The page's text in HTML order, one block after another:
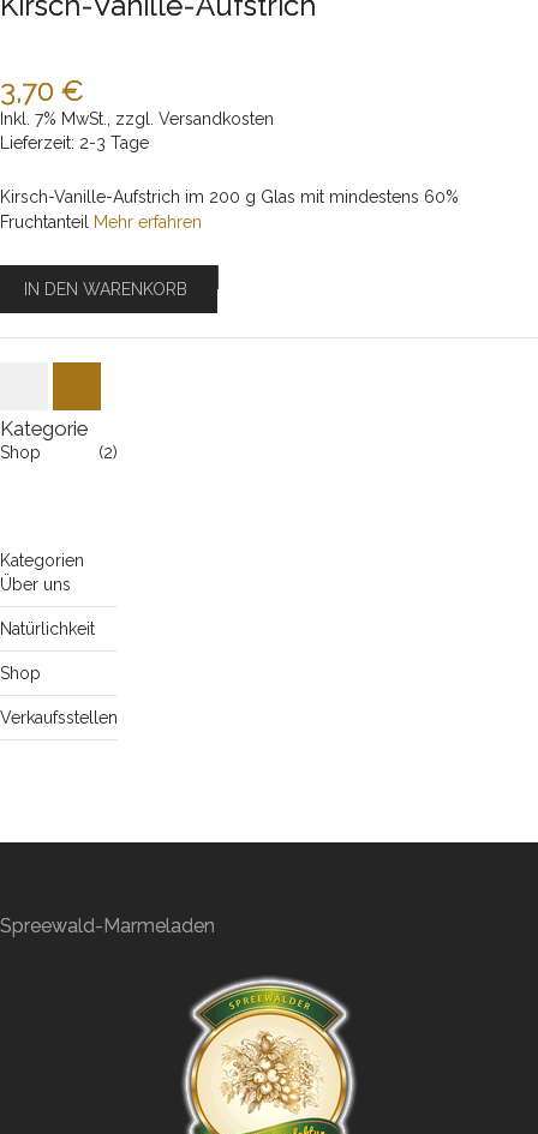
3,70 €
Inkl. 7% MwSt., zzgl. Versandkosten
Lieferzeit: 2-3 Tage
Kirsch-Vanille-Aufstrich im 200 g Glas mit mindestens 60%
Fruchtanteil Mehr erfahren
IN DEN WARENKORB
Kategorie
Shop (2)
Kategorien
Über uns
Natürlichkeit
Shop
Verkaufsstellen
Spreewald-Marmeladen